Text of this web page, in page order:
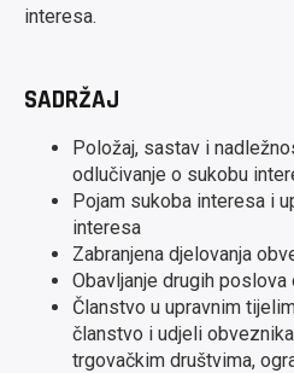
interesa.
SADRŽAJ
Položaj, sastav i
odlučivanje o sukobu
Pojam sukoba interesa i
interesa
Zabranjena djelovanja
Obavljanje drugih
Članstvo u upravnim
članstvo i udjeli
trgovačkim društvima,